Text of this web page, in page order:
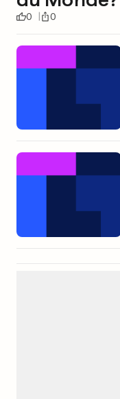
0 0